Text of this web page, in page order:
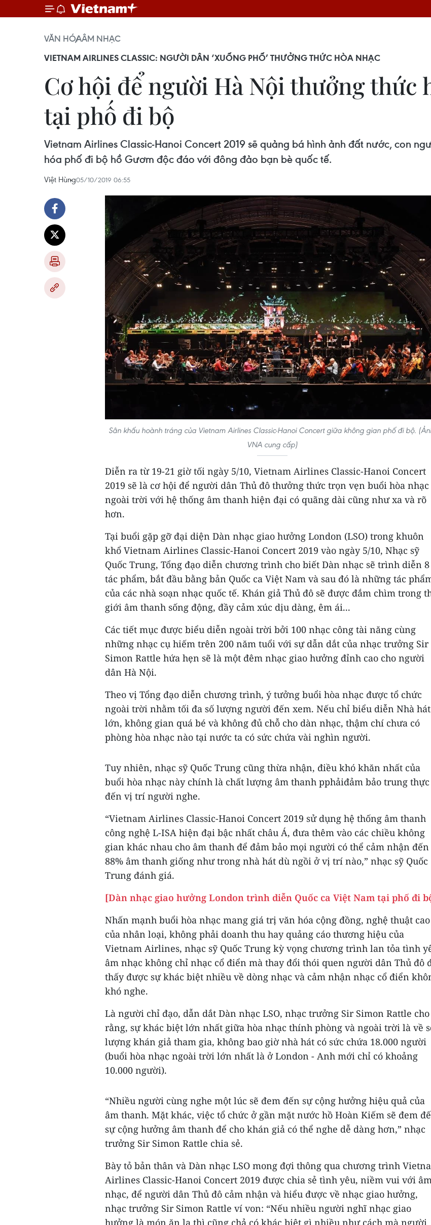
VĂN HÓAÂM NHẠC
VIETNAM AIRLINES CLASSIC: NGƯỜI DÂN ‘XUỐNG PHỐ’ THƯỞNG THỨC HÒA NHẠC
Cơ hội để người Hà Nội thưởng thức
tại phố đi bộ
Vietnam Airlines Classic-Hanoi Concert 2019 sẽ quảng bá hình ảnh đất nước, con
hóa phố đi bộ hồ Gươm độc đáo với đông đảo bạn bè quốc tế.
Việt Hùng05/10/2019 06:55
Sân khấu hoành tráng của Vietnam Airlines Classic-Hanoi Concert giữa không gian phố đi bộ.
VNA cung cấp)
Diễn ra từ 19-21 giờ tối ngày 5/10, Vietnam Airlines Classic-Hanoi Concert
2019 sẽ là cơ hội để người dân Thủ đô thưởng thức trọn vẹn buổi hòa nhạc
ngoài trời với hệ thống âm thanh hiện đại có quãng dài cũng như xa và rõ
hơn.
Tại buổi gặp gỡ đại diện Dàn nhạc giao hưởng London (LSO) trong khuôn
khổ Vietnam Airlines Classic-Hanoi Concert 2019 vào ngày 5/10, Nhạc sỹ
Quốc Trung, Tổng đạo diễn chương trình cho biết Dàn nhạc sẽ trình diễn 8
tác phẩm, bắt đầu bằng bản Quốc ca Việt Nam và sau đó là những tác
của các nhà soạn nhạc quốc tế. Khán giả Thủ đô sẽ được đắm chìm trong
giới âm thanh sống động, đầy cảm xúc dịu dàng, êm ái...
Các tiết mục được biểu diễn ngoài trời bởi 100 nhạc công tài năng cùng
những nhạc cụ hiếm trên 200 năm tuổi với sự dẫn dắt của nhạc trưởng Sir
Simon Rattle hứa hẹn sẽ là một đêm nhạc giao hưởng đỉnh cao cho người
dân Hà Nội.
Theo vị Tổng đạo diễn chương trình, ý tưởng buổi hòa nhạc được tổ chức
ngoài trời nhằm tối đa số lượng người đến xem. Nếu chỉ biểu diễn Nhà hát
lớn, không gian quá bé và không đủ chỗ cho dàn nhạc, thậm chí chưa có
phòng hòa nhạc nào tại nước ta có sức chứa vài nghìn người.
Tuy nhiên, nhạc sỹ Quốc Trung cũng thừa nhận, điều khó khăn nhất của
buổi hòa nhạc này chính là chất lượng âm thanh pphảiđảm bảo trung thực
đến vị trí người nghe.
“Vietnam Airlines Classic-Hanoi Concert 2019 sử dụng hệ thống âm thanh
công nghệ L-ISA hiện đại bậc nhất châu Á, đưa thêm vào các chiều không
gian khác nhau cho âm thanh để đảm bảo mọi người có thể cảm nhận đến
88% âm thanh giống như trong nhà hát dù ngồi ở vị trí nào,” nhạc sỹ Quốc
Trung đánh giá.
[Dàn nhạc giao hưởng London trình diễn Quốc ca Việt Nam tại phố đi
Nhấn mạnh buổi hòa nhạc mang giá trị văn hóa cộng đồng, nghệ thuật cao
của nhân loại, không phải doanh thu hay quảng cáo thương hiệu của
Vietnam Airlines, nhạc sỹ Quốc Trung kỳ vọng chương trình lan tỏa tình
âm nhạc không chỉ nhạc cổ điển mà thay đổi thói quen người dân Thủ đô
thấy được sự khác biệt nhiều về dòng nhạc và cảm nhận nhạc cổ điển
khó nghe.
Là người chỉ đạo, dẫn dắt Dàn nhạc LSO, nhạc trưởng Sir Simon Rattle cho
rằng, sự khác biệt lớn nhất giữa hòa nhạc thính phòng và ngoài trời là về
lượng khán giả tham gia, không bao giờ nhà hát có sức chứa 18.000 người
(buổi hòa nhạc ngoài trời lớn nhất là ở London - Anh mới chỉ có khoảng
10.000 người).
“Nhiều người cùng nghe một lúc sẽ đem đến sự cộng hưởng hiệu quả của
âm thanh. Mặt khác, việc tổ chức ở gần mặt nước hồ Hoàn Kiếm sẽ đem
sự cộng hưởng âm thanh để cho khán giả có thể nghe dễ dàng hơn,” nhạc
trưởng Sir Simon Rattle chia sẻ.
Bày tỏ bản thân và Dàn nhạc LSO mong đợi thông qua chương trình
Airlines Classic-Hanoi Concert 2019 được chia sẻ tình yêu, niềm vui với âm
nhạc, để người dân Thủ đô cảm nhận và hiểu được về nhạc giao hưởng,
nhạc trưởng Sir Simon Rattle ví von: “Nếu nhiều người nghĩ nhạc giao
hưởng là món ăn lạ thì cũng chả có khác biệt gì nhiều như cách mà người